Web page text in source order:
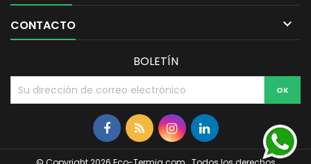
CONTACTO 
BOLETÍN